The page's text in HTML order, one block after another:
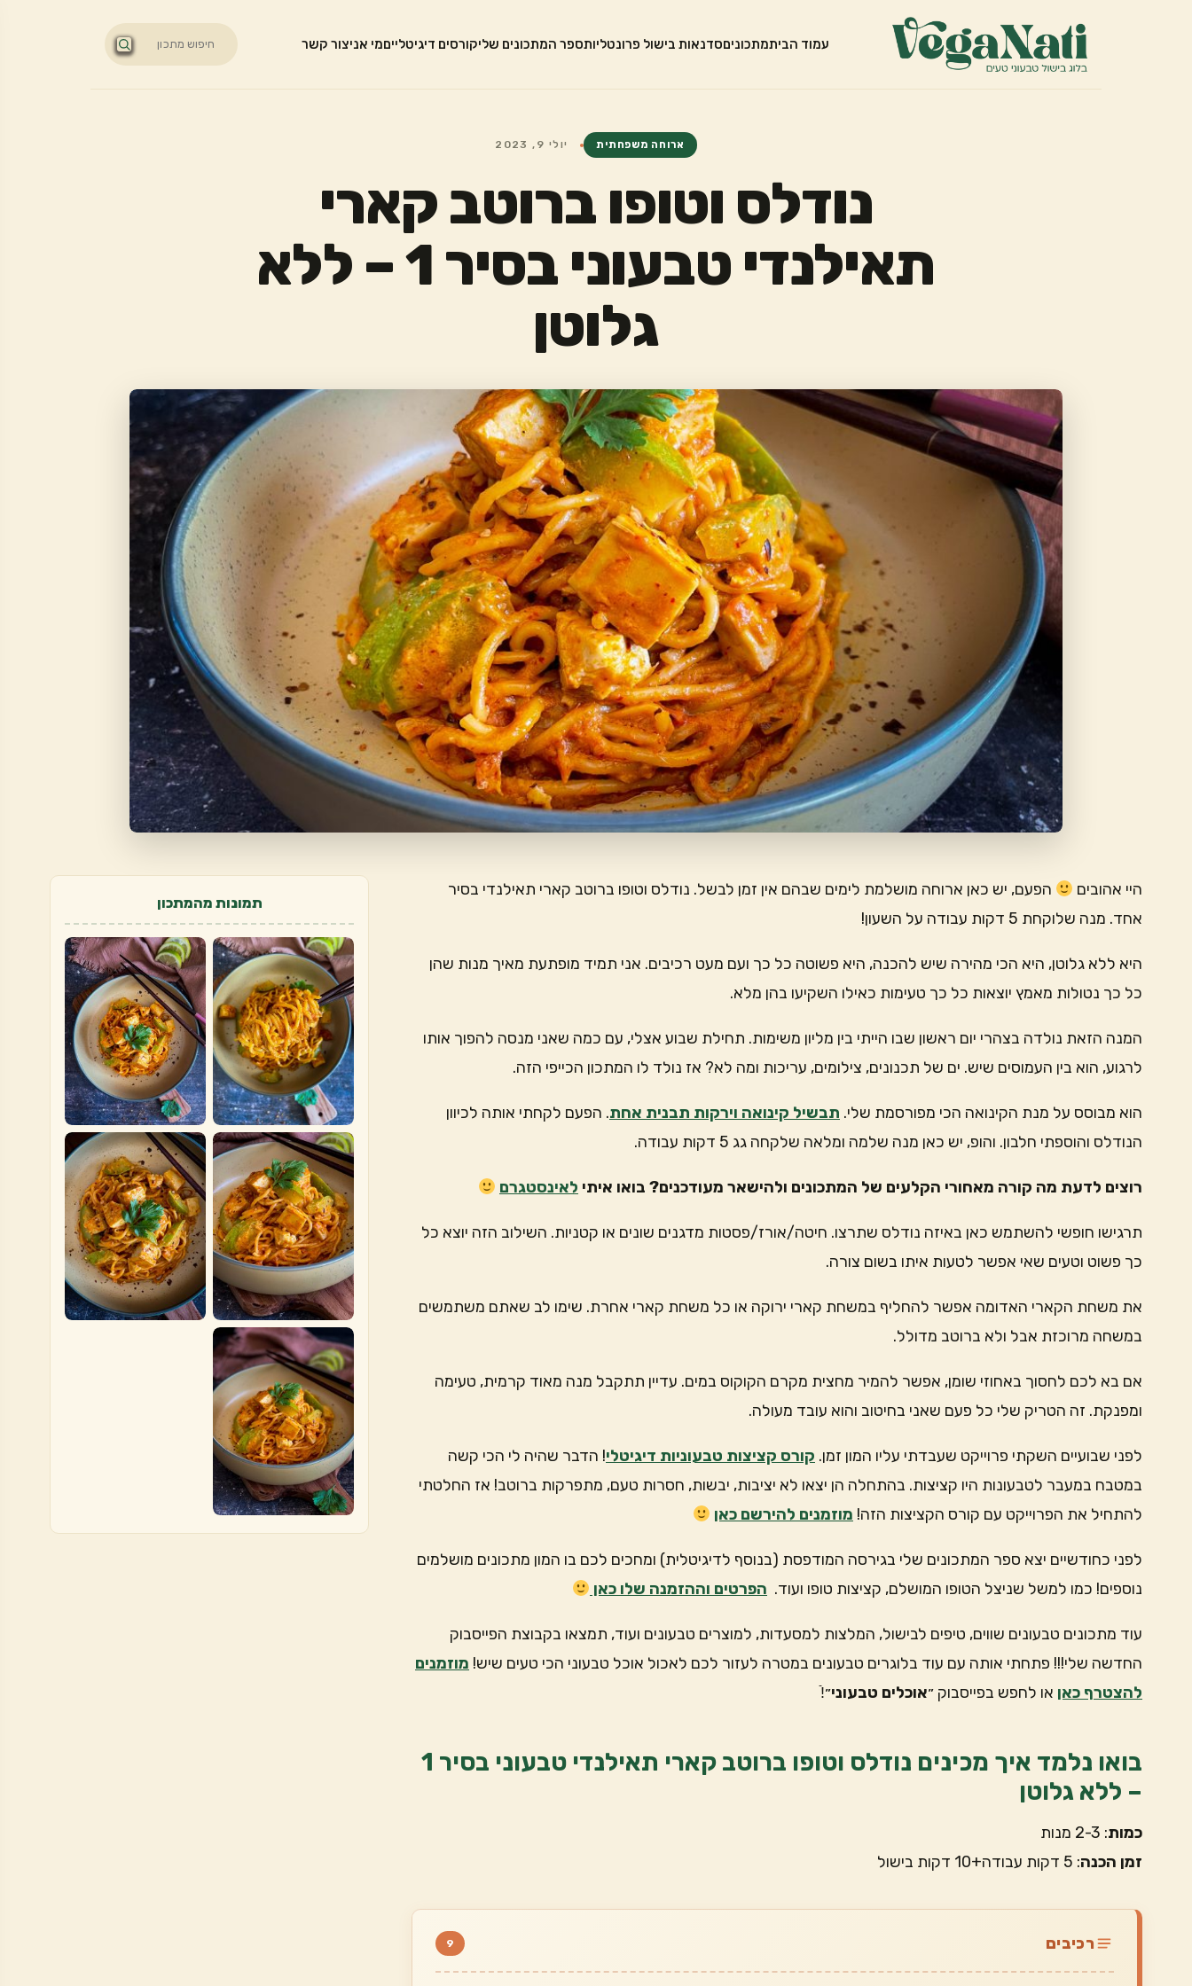
עמוד הביתמתכוניםסדנאות בישול פרונטליותספר המתכונים שליקורסים דיגיטלייםמי אניצור קשר
ארוחה משפחתית יולי 9, 2023
נודלס וטופו ברוטב קארי
תאילנדי טבעוני בסיר 1 – ללא
גלוטן
היי אהובים
הפעם, יש כאן ארוחה מושלמת לימים שבהם אין זמן לבשל. נודלס וטופו ברוטב קארי תאילנדי בסיר
אחד. מנה שלוקחת 5 דקות עבודה על השעון!
היא ללא גלוטן, היא הכי מהירה שיש להכנה, היא פשוטה כל כך ועם מעט רכיבים. אני תמיד מופתעת מאיך מנות שהן
כל כך נטולות מאמץ יוצאות כל כך טעימות כאילו השקיעו בהן מלא.
המנה הזאת נולדה בצהרי יום ראשון שבו הייתי בין מליון משימות. תחילת שבוע אצלי, עם כמה שאני מנסה להפוך אותו
לרגוע, הוא בין העמוסים שיש. ים של תכנונים, צילומים, עריכות ומה לא? אז נולד לו המתכון הכייפי הזה.
הוא מבוסס על מנת הקינואה הכי מפורסמת שלי. תבשיל קינואה וירקות תבנית אחת. הפעם לקחתי אותה לכיוון
הנודלס והוספתי חלבון. והופ, יש כאן מנה שלמה ומלאה שלקחה גג 5 דקות עבודה.
רוצים לדעת מה קורה מאחורי הקלעים של המתכונים ולהישאר מעודכנים? בואו איתי לאינסטגרם
תרגישו חופשי להשתמש כאן באיזה נודלס שתרצו. חיטה/אורז/פסטות מדגנים שונים או קטניות. השילוב הזה יוצא כל
כך פשוט וטעים שאי אפשר לטעות איתו בשום צורה.
את משחת הקארי האדומה אפשר להחליף במשחת קארי ירוקה או כל משחת קארי אחרת. שימו לב שאתם משתמשים
במשחה מרוכזת אבל ולא ברוטב מדולל.
אם בא לכם לחסוך באחוזי שומן, אפשר להמיר מחצית מקרם הקוקוס במים. עדיין תתקבל מנה מאוד קרמית, טעימה
ומפנקת. זה הטריק שלי כל פעם שאני בחיטוב והוא עובד מעולה.
לפני שבועיים השקתי פרוייקט שעבדתי עליו המון זמן. קורס קציצות טבעוניות דיגיטלי! הדבר שהיה לי הכי קשה
במטבח במעבר לטבעונות היו קציצות. בהתחלה הן יצאו לא יציבות, יבשות, חסרות טעם, מתפרקות ברוטב! אז החלטתי
להתחיל את הפרוייקט עם קורס הקציצות הזה! מוזמנים להירשם כאן
לפני כחודשיים יצא ספר המתכונים שלי בגירסה המודפסת (בנוסף לדיגיטלית) ומחכים לכם בו המון מתכונים מושלמים
נוספים! כמו למשל שניצל הטופו המושלם, קציצות טופו ועוד. הפרטים וההזמנה שלו כאן
עוד מתכונים טבעונים שווים, טיפים לבישול, המלצות למסעדות, למוצרים טבעונים ועוד, תמצאו בקבוצת הפייסבוק
החדשה שלי!!! פתחתי אותה עם עוד בלוגרים טבעונים במטרה לעזור לכם לאכול אוכל טבעוני הכי טעים שיש! מוזמנים
להצטרף כאן או לחפש בפייסבוק ״אוכלים טבעוני״!ֿ
בואו נלמד איך מכינים נודלס וטופו ברוטב קארי תאילנדי טבעוני בסיר 1
– ללא גלוטן
כמות: 2-3 מנות
זמן הכנה: 5 דקות עבודה+10 דקות בישול
רכיבים 9
תמונות מהמתכון